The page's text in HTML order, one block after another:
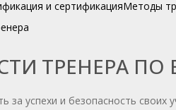
и сертификацияМетоды
ТРЕНЕРА ПО
за успехи и безопасность своих